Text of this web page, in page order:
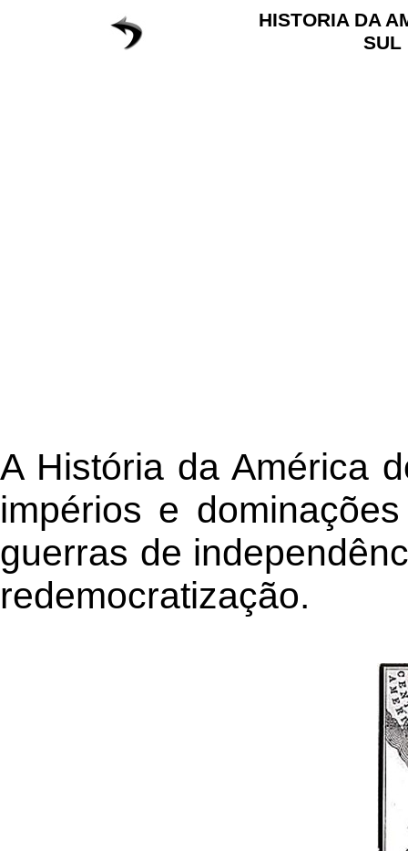
HISTORIA DA
SUL
A História da América
impérios e
guerras de
redemocratização.